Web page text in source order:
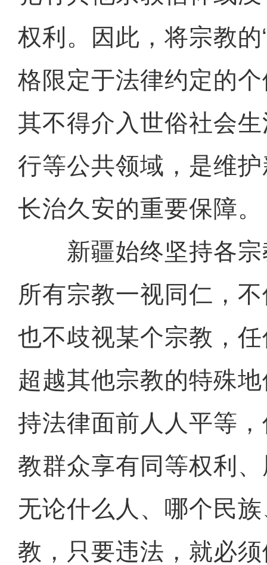
权利。因此，将宗教的
格限定于法律约定的
其不得介入世俗社会
行等公共领域，是维
长治久安的重要保障。
新疆始终坚持各宗
所有宗教一视同仁，
也不歧视某个宗教，
超越其他宗教的特殊
持法律面前人人平等
教群众享有同等权利
无论什么人、哪个民
教，只要违法，就必